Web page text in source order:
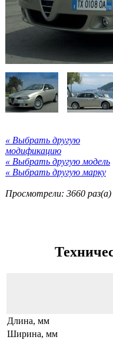
« Выбрать другую
модификацию
« Выбрать другую модель
« Выбрать другую марку
Просмотрели: 3660 раз(а)
Длина, мм
Ширина, мм